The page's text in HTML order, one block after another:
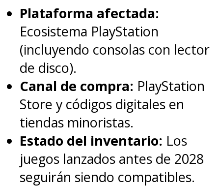
Plataforma afectada:
Ecosistema PlayStation
(incluyendo consolas con lector
de disco).
Canal de compra: PlayStation
Store y códigos digitales en
tiendas minoristas.
Estado del inventario: Los
juegos lanzados antes de 2028
seguirán siendo compatibles.